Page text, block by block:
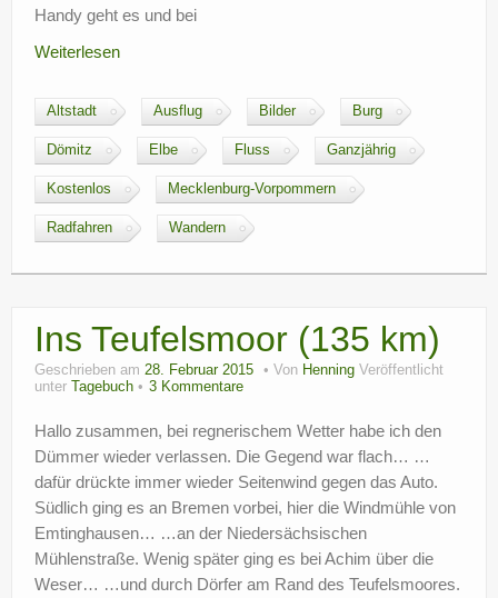
Handy geht es und bei
Weiterlesen
Altstadt Ausflug Bilder Burg
Dömitz Elbe Fluss Ganzjährig
Kostenlos Mecklenburg-Vorpommern
Radfahren Wandern
Ins Teufelsmoor (135 km)
Geschrieben am 28. Februar 2015 Von Henning Veröffentlicht
unter
Tagebuch 3 Kommentare
Hallo zusammen, bei regnerischem Wetter habe ich den
Dümmer wieder verlassen. Die Gegend war flach… …
dafür drückte immer wieder Seitenwind gegen das Auto.
Südlich ging es an Bremen vorbei, hier die Windmühle von
Emtinghausen… …an der Niedersächsischen
Mühlenstraße. Wenig später ging es bei Achim über die
Weser… …und durch Dörfer am Rand des Teufelsmoores.